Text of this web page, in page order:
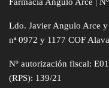
Farmacia Angulo Arce |
Ldo. Javier Angulo Arce
nª 0972 y 1177 COF Alava
Nº autorización fiscal:
(RPS): 139/21